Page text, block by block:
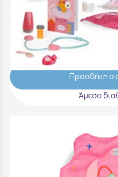
Baby Born Lena
Προσθήκη
Άμεσα